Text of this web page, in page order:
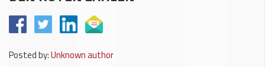
Posted by:Unknown author